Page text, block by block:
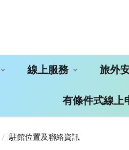
線上服務 旅外
有條件式線上
駐館位置及聯絡資訊